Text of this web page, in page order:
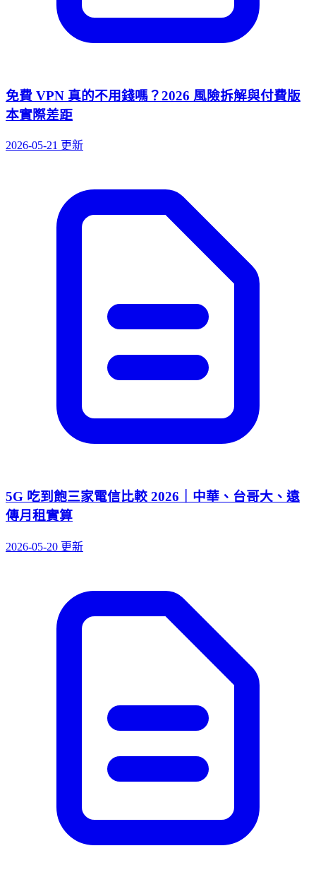
免費 VPN 真的不用錢嗎？2026 風險拆解與付費版
本實際差距
2026-05-21 更新
5G 吃到飽三家電信比較 2026｜中華、台哥大、遠
傳月租實算
2026-05-20 更新